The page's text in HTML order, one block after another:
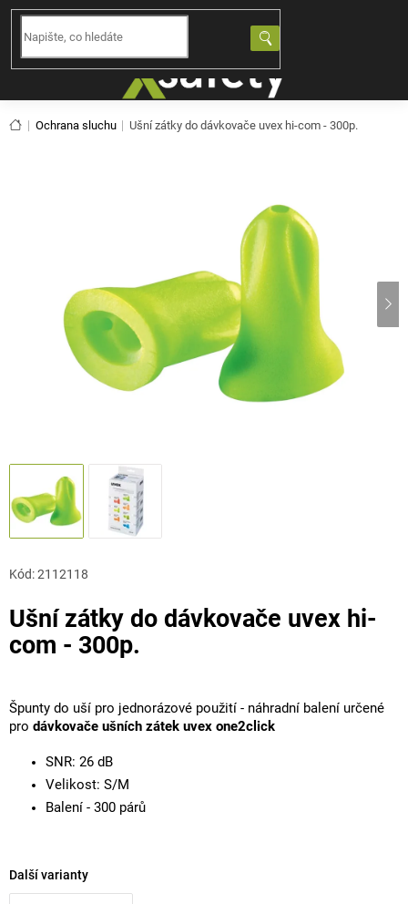
Přejít
obsah
Domů
Ochrana sluchu Ušní zátky do dávkovače uvex hi-com - 300p.
Ušní zátky do dávkovače uvex hi-
com - 300p.
Kód:2112118
Špunty do uší pro jednorázové použití - náhradní balení určené
pro dávkovače ušních zátek uvex one2click
SNR: 26 dB
Velikost: S/M
Balení - 300 párů
Další varianty